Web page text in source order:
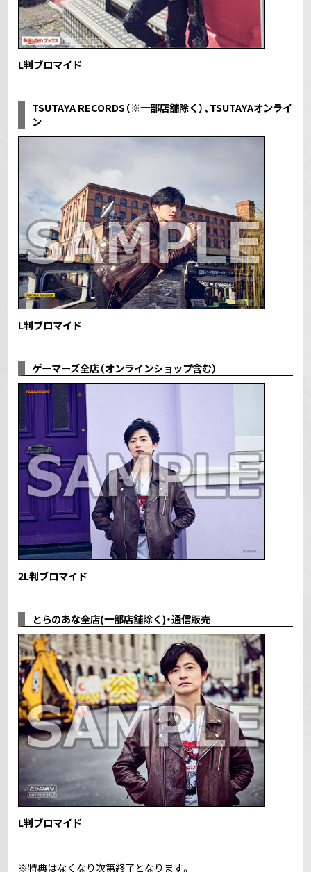
L判ブロマイド
TSUTAYA RECORDS（※一部店舗除く）、TSUTAYAオンライ
ン
L判ブロマイド
ゲーマーズ全店（オンラインショップ含む）
2L判ブロマイド
とらのあな全店(一部店舗除く)・通信販売
L判ブロマイド
※特典はなくなり次第終了となります。